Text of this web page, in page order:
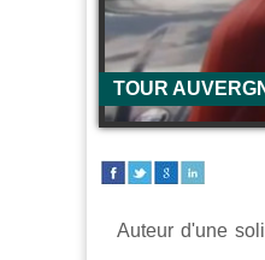
TOUR
Auteur d'une